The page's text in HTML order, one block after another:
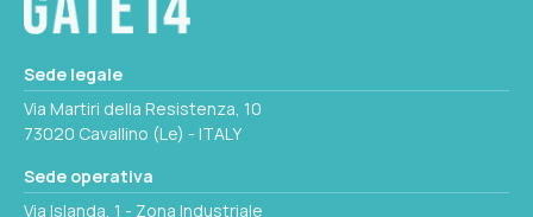
Sede legale
Via Martiri della Resistenza, 10
73020 Cavallino (Le) - ITALY
Sede operativa
Via Islanda, 1 - Zona Industriale